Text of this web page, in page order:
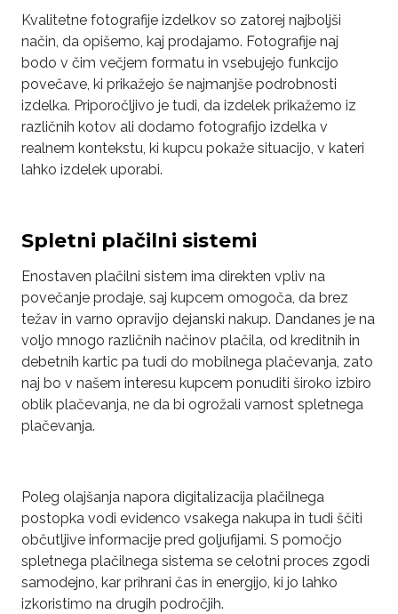
Kvalitetne fotografije izdelkov so zatorej najboljši
način, da opišemo, kaj prodajamo. Fotografije naj
bodo v čim večjem formatu in vsebujejo funkcijo
povečave, ki prikažejo še najmanjše podrobnosti
izdelka. Priporočljivo je tudi, da izdelek prikažemo iz
različnih kotov ali dodamo fotografijo izdelka v
realnem kontekstu, ki kupcu pokaže situacijo, v kateri
lahko izdelek uporabi.
Spletni plačilni sistemi
Enostaven plačilni sistem ima direkten vpliv na
povečanje prodaje, saj kupcem omogoča, da brez
težav in varno opravijo dejanski nakup. Dandanes je na
voljo mnogo različnih načinov plačila, od kreditnih in
debetnih kartic pa tudi do mobilnega plačevanja, zato
naj bo v našem interesu kupcem ponuditi široko izbiro
oblik plačevanja, ne da bi ogrožali varnost spletnega
plačevanja.
Poleg olajšanja napora digitalizacija plačilnega
postopka vodi evidenco vsakega nakupa in tudi ščiti
občutljive informacije pred goljufijami. S pomočjo
spletnega plačilnega sistema se celotni proces zgodi
samodejno, kar prihrani čas in energijo, ki jo lahko
izkoristimo na drugih področjih.